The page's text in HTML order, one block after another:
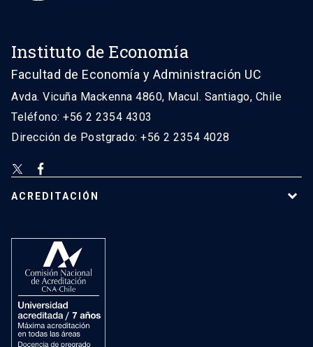
Instituto de Economía
Facultad de Economía y Administración UC
Avda. Vicuña Mackenna 4860, Macul. Santiago, Chile
Teléfono: +56 2 2354 4303
Dirección de Postgrado: +56 2 2354 4028
ACREDITACIÓN